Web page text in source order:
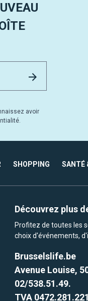
avoir
SHOPPING SANTÉ
Découvrez plus
Profitez de toutes les
choix d'événements,
Brusselslife.be
Avenue Louise,
02/538.51.49.
TVA 0472.281.221